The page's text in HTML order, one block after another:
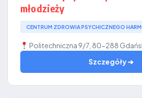
młodzieży
CENTRUM ZDROWIA PSYCHICZNEGO
Politechniczna 9/7, 80-288
Szczegóły ➔